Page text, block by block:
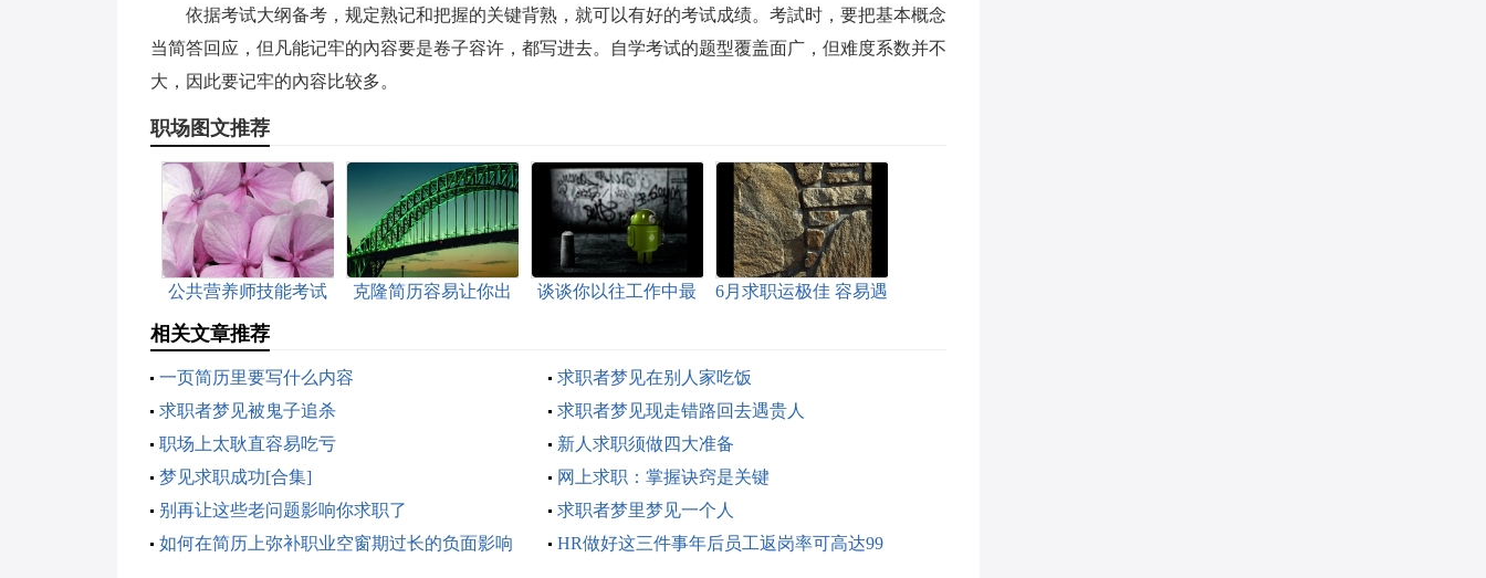
依据考试大纲备考，规定熟记和把握的关键背熟，就可以有好的考试成绩。考試时，要把基本概念
当简答回应，但凡能记牢的內容要是卷子容许，都写进去。自学考试的题型覆盖面广，但难度系数并不
大，因此要记牢的內容比较多。
职场图文推荐
公共营养师技能考试
克隆简历容易让你出
谈谈你以往工作中最
6月求职运极佳 容易遇
相关文章推荐
一页简历里要写什么内容
求职者梦见在别人家吃饭
求职者梦见被鬼子追杀
求职者梦见现走错路回去遇贵人
职场上太耿直容易吃亏
新人求职须做四大准备
梦见求职成功[合集]
网上求职：掌握诀窍是关键
别再让这些老问题影响你求职了
求职者梦里梦见一个人
如何在简历上弥补职业空窗期过长的负面影响
HR做好这三件事年后员工返岗率可高达99